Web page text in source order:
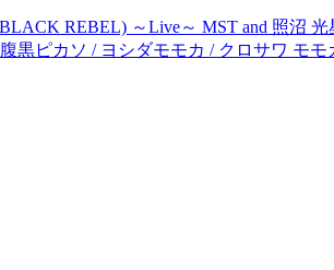
REBEL) ～Live～ MST and 照沼 光
ピカソ / ヨシダモモカ / クロサワ モ